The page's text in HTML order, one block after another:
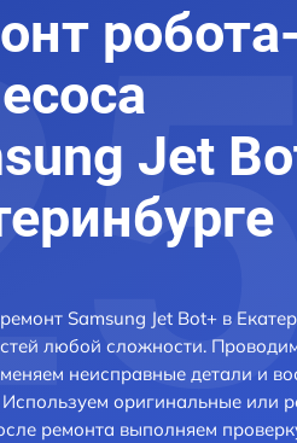
робота-
Jet
Samsung Jet Bot+ в
любой сложности.
неисправные детали и
Используем оригинальные или
ремонта выполняем